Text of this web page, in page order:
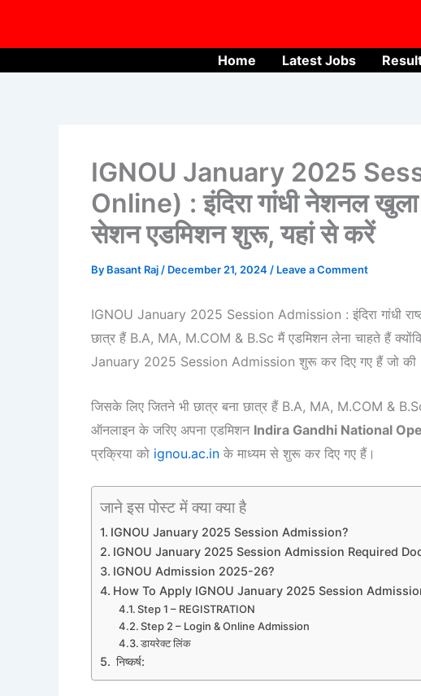
Home Latest Jobs
IGNOU January 2025
Online) : इंदिरा गांधी नेशनल खुला
सेशन एडमिशन शुरू, यहां से करें
By Basant Raj / December 21, 2024 / Leave a Comment
IGNOU January 2025 Session Admission : इंदिरा गांधी
छात्र हैं B.A, MA, M.COM & B.Sc मैं एडमिशन लेना चाहते हैं
January 2025 Session Admission शुरू कर दिए गए हैं जो की
जिसके लिए जितने भी छात्र बना छात्र हैं B.A, MA, M.COM &
ऑनलाइन के जरिए अपना एडमिशन Indira Gandhi National
प्रक्रिया को ignou.ac.in के माध्यम से शुरू कर दिए गए हैं।
जाने इस पोस्ट में क्या क्या है
IGNOU January 2025 Session Admission?
IGNOU January 2025 Session Admission Required
IGNOU Admission 2025-26?
How To Apply IGNOU January 2025 Session
Step 1 – REGISTRATION
Step 2 – Login & Online Admission
डायरेक्ट लिंक
निष्कर्ष: